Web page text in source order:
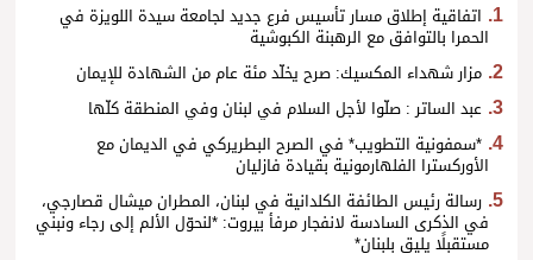
اتفاقية إطلاق مسار تأسيس فرع جديد لجامعة سيدة اللويزة في
الحمرا بالتوافق مع الرهبنة الكبوشية
مزار شهداء المكسيك: صرح يخلّد مئة عام من الشهادة للإيمان
عبد الساتر : صلّوا لأجل السلام في لبنان وفي المنطقة كلّها
*سمفونية التطويب* في الصرح البطريركي في الديمان مع
الأوركسترا الفلهارمونية بقيادة فازليان
رسالة رئيس الطائفة الكلدانية في لبنان، المطران ميشال قصارجي،
في الذكرى السادسة لانفجار مرفأ بيروت: *لنحوّل الألم إلى رجاء ونبني
مستقبلًا يليق بلبنان*